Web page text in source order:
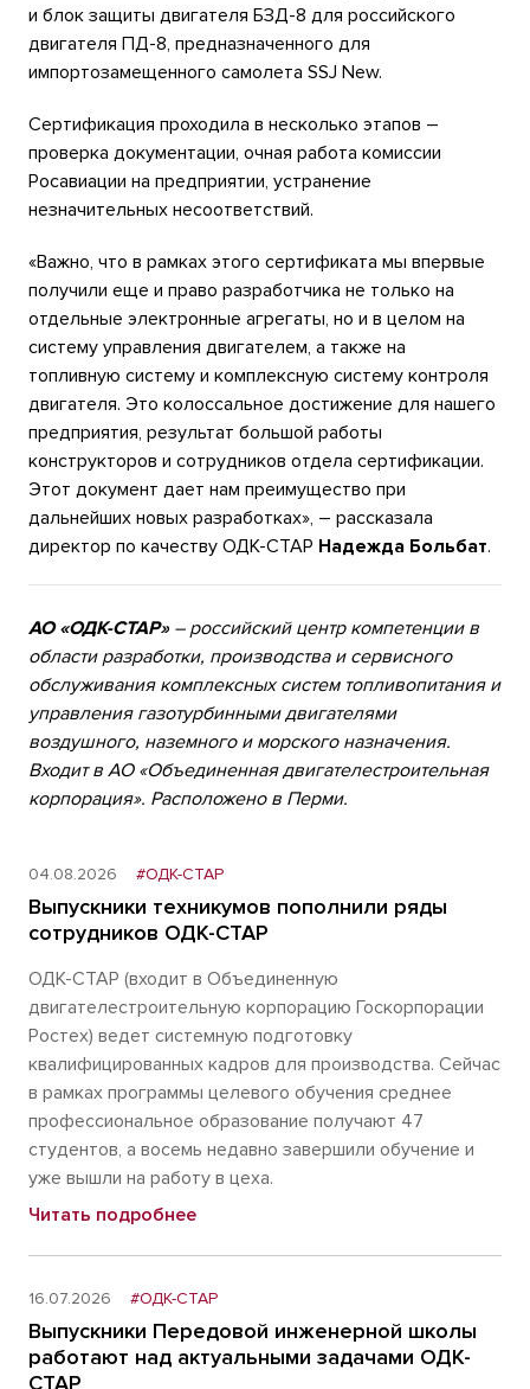
и блок защиты двигателя БЗД-8 для российского
двигателя ПД-8, предназначенного для
импортозамещенного самолета SSJ New.
Сертификация проходила в несколько этапов –
проверка документации, очная работа комиссии
Росавиации на предприятии, устранение
незначительных несоответствий.
«Важно, что в рамках этого сертификата мы впервые
получили еще и право разработчика не только на
отдельные электронные агрегаты, но и в целом на
систему управления двигателем, а также на
топливную систему и комплексную систему контроля
двигателя. Это колоссальное достижение для нашего
предприятия, результат большой работы
конструкторов и сотрудников отдела сертификации.
Этот документ дает нам преимущество при
дальнейших новых разработках», – рассказала
директор по качеству ОДК-СТАР Надежда Больбат.
АО «ОДК-СТАР» – российский центр компетенции в
области разработки, производства и сервисного
обслуживания комплексных систем топливопитания и
управления газотурбинными двигателями
воздушного, наземного и морского назначения.
Входит в АО «Объединенная двигателестроительная
корпорация». Расположено в Перми.
04.08.2026 #ОДК-СТАР
Выпускники техникумов пополнили ряды
сотрудников ОДК-СТАР
ОДК-СТАР (входит в Объединенную
двигателестроительную корпорацию Госкорпорации
Ростех) ведет системную подготовку
квалифицированных кадров для производства. Сейчас
в рамках программы целевого обучения среднее
профессиональное образование получают 47
студентов, а восемь недавно завершили обучение и
уже вышли на работу в цеха.
Читать подробнее
16.07.2026 #ОДК-СТАР
Выпускники Передовой инженерной школы
работают над актуальными задачами ОДК-
СТАР